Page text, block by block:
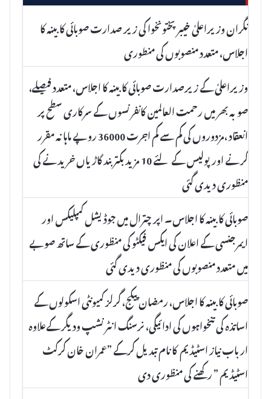
نگران وزیراعلیٰ خیبر پختونخوا کی زیر صدارت صوبائی کابینہ کا
اجلاس، متعدد منصوبوں کی منطوری
وزیراعلیٰ کے زیرصدارت صوبائی کابینہ کا اجلاس، متعدد فیصلے،
صوبہ بھر میں رحمت العالمین کانفرنسوں کے سرکاری سطح پر
انعقاد ،مزدوروں کی کم سے کم اجرت 36000 روپے ماہانہ مقرر
کرنے اورپولیس کے لئے 10 مزید بکتر بند گاڑیاں خریدنے کی
منظوری دیدی گئی
صوبائی کابینہ کا اجلاس۔ اپر چترال میں جوڈیشل کمپلیکس اور
ایمرجنسی کے اعلان کی ایکس فیکٹو کی منظوری کے ساتھ صوبے
میں متعدد منصوبوں کی منظوری دیدی گئی
صوبائی کابینہ کا اجلاس، رمضان پیکج، گرلز کمیونٹی اسکولوں کے
اساتذہ کی تنخواہوں کی ادائیگی، نرسنگ انٹرنشپ ودیگر کےعلاوہ
ارباب نیاز اسٹیڈیم کا نام تبدیل کرکے ”عمران خان کرکٹ
اسٹیڈیم ” رکھنے کی منظوری دی